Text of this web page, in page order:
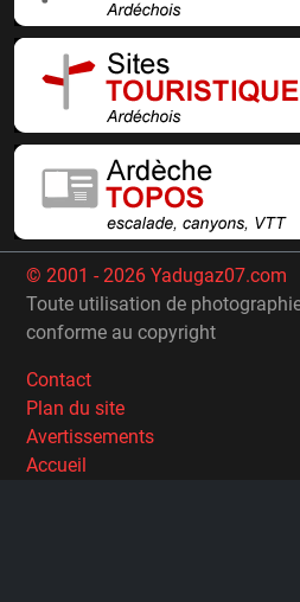
© 2001 - 2026 Yadugaz07.com
Toute utilisation de
conforme au copyright
Contact
Plan du site
Avertissements
Accueil